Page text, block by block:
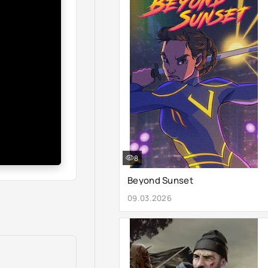
Beyond Sunset
09.03.2026
8